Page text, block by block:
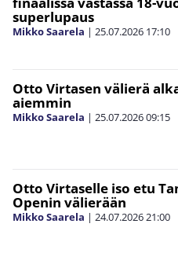
superlupaus
Mikko Saarela | 25.07.2026 17:10
Otto Virtasen välierä
aiemmin
Mikko Saarela | 25.07.202609:15
Otto Virtaselle iso etu
Openin välierään
Mikko Saarela | 24.07.202621:00